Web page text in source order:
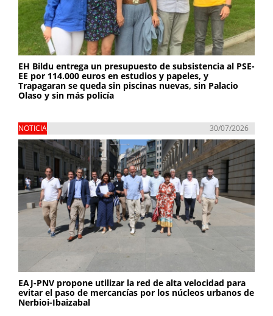
EH Bildu entrega un presupuesto de subsistencia al PSE-
EE por 114.000 euros en estudios y papeles, y
Trapagaran se queda sin piscinas nuevas, sin Palacio
Olaso y sin más policía
NOTICIA 30/07/2026
EAJ-PNV propone utilizar la red de alta velocidad para
evitar el paso de mercancías por los núcleos urbanos de
Nerbioi-Ibaizabal